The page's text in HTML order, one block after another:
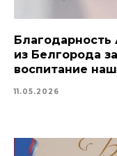
из Белгорода
воспитание
11.05.2026